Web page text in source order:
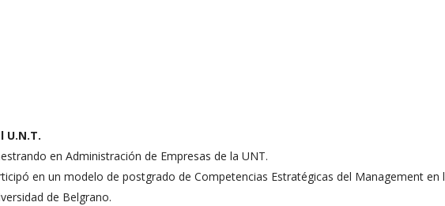
U.N.T.
en Administración de Empresas de la UNT.
en un modelo de postgrado de Competencias Estratégicas del Management en
de Belgrano.